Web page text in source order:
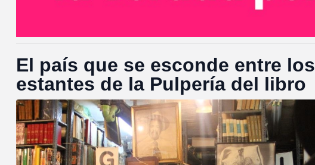
Mercedes Chacín: Ciudad CCS es
justicia, libertad e igualdad